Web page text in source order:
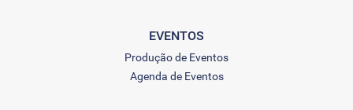
EVENTOS
Produção de Eventos
Agenda de Eventos